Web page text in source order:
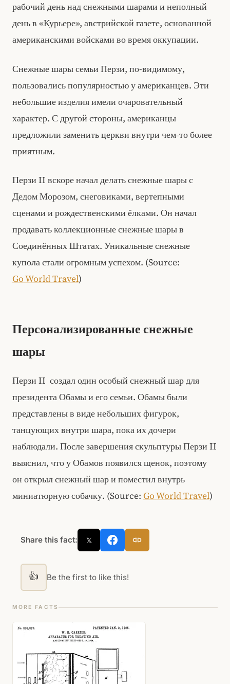
рабочий день над снежными шарами и неполный
день в «Курьере», австрийской газете, основанной
американскими войсками во время оккупации.
Снежные шары семьи Перзи, по-видимому,
пользовались популярностью у американцев. Эти
небольшие изделия имели очаровательный
характер. С другой стороны, американцы
предложили заменить церкви внутри чем‑то более
приятным.
Перзи II вскоре начал делать снежные шары с
Дедом Морозом, снеговиками, вертепными
сценами и рождественскими ёлками. Он начал
продавать коллекционные снежные шары в
Соединённых Штатах. Уникальные снежные
купола стали огромным успехом. (Source:
Go World Travel)
Персонализированные снежные
шары
Перзи II создал один особый снежный шар для
президента Обамы и его семьи. Обамы были
представлены в виде небольших фигурок,
танцующих внутри шара, пока их дочери
наблюдали. После завершения скульптуры Перзи II
выяснил, что у Обамов появился щенок, поэтому
он открыл снежный шар и поместил внутрь
миниатюрную собачку. (Source: Go World Travel)
Share this fact: 𝕏
👍 Be the first to like this!
MORE FACTS